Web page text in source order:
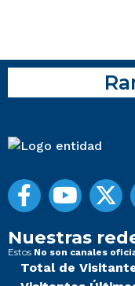
Nuestras
Estos No son canales
Total de